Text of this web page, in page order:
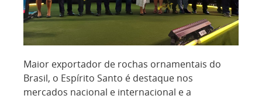
Maior exportador de rochas ornamentais do
Brasil, o Espírito Santo é destaque nos
mercados nacional e internacional e a